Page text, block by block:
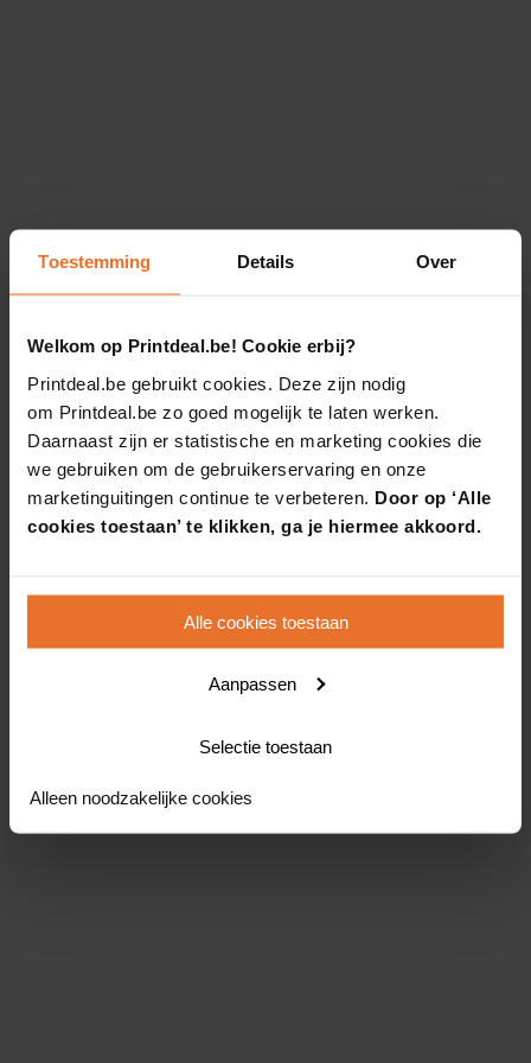
Toestemming Details Over
Welkom op Printdeal.be! Cookie erbij?
Printdeal.be gebruikt cookies. Deze zijn nodig
om Printdeal.be zo goed mogelijk te laten werken.
Daarnaast zijn er statistische en marketing cookies die
we gebruiken om de gebruikerservaring en onze
marketinguitingen continue te verbeteren. Door op ‘Alle
cookies toestaan’ te klikken, ga je hiermee akkoord.
Alle cookies toestaan
Aanpassen
Selectie toestaan
Alleen noodzakelijke cookies